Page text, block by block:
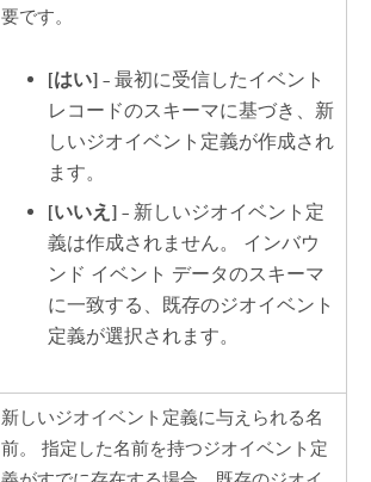
要です。
[はい] – 最初に受信したイベント
レコードのスキーマに基づき、新
しいジオイベント定義が作成され
ます。
[いいえ] – 新しいジオイベント定
義は作成されません。 インバウ
ンド イベント データのスキーマ
に一致する、既存のジオイベント
定義が選択されます。
新しいジオイベント定義に与えられる名
前。 指定した名前を持つジオイベント定